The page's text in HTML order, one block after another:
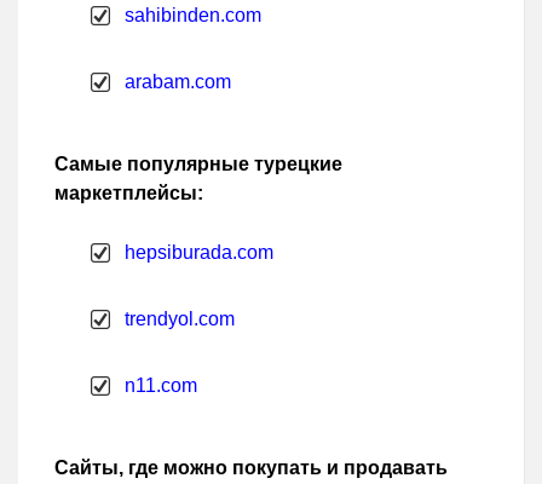
sahibinden.com
arabam.com
Самые популярные турецкие
маркетплейсы:
hepsiburada.com
trendyol.com
n11.com
Сайты, где можно покупать и продавать